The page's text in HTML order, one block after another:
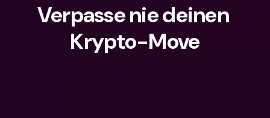
Verpasse nie deinen
Krypto-Move